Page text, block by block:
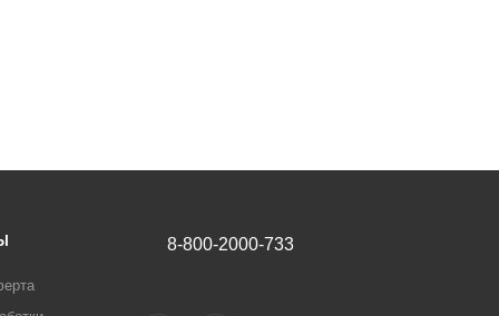
8-800-2000-733